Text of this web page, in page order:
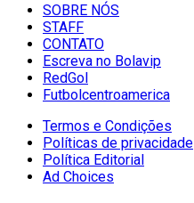
SOBRE NÓS
STAFF
CONTATO
Escreva no Bolavip
RedGol
Futbolcentroamerica
Termos e Condições
Políticas de privacidade
Política Editorial
Ad Choices